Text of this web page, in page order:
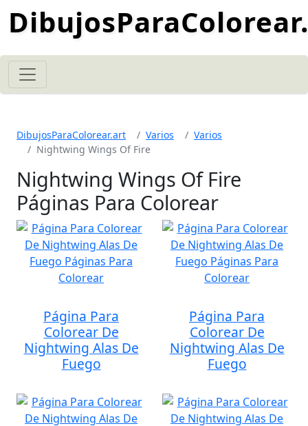
DibujosParaColorear.art Varios
Varios
Nightwing Wings Of Fire
Nightwing Wings Of Fire
Páginas Para Colorear
Página Para
Colorear De
Nightwing Alas De
Fuego
Página Para
Colorear De
Nightwing Alas De
Fuego